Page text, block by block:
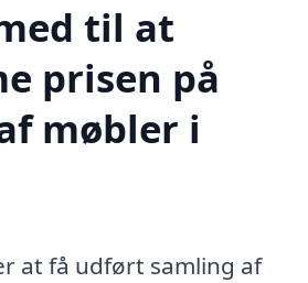
til at
prisen på
møbler i
at få udført samling af